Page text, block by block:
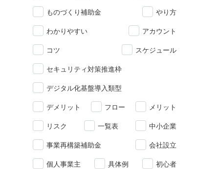
ものづくり補助金 やり方
わかりやすい アカウント
コツ スケジュール
セキュリティ対策推進枠
デジタル化基盤導入類型
デメリット フロー メリット
リスク 一覧表 中小企業
事業再構築補助金 会社設立
個人事業主 具体例 初心者